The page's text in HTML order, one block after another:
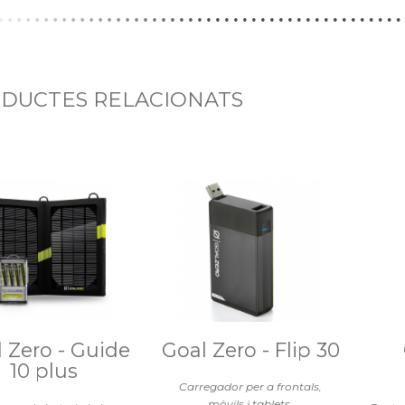
RELACIONATS
Zero - Guide
10 plus
Carregador per a frontals,
Goal Zero - Flip 30